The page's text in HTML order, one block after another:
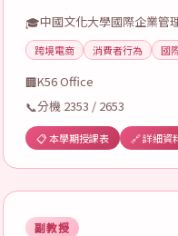
🎓中國文化大學國際企業管
跨境電商 消費者行為 國
🏢K56 Office
📞分機 2353 / 2653
📋 本學期授課表 🔗 詳細資
副教授